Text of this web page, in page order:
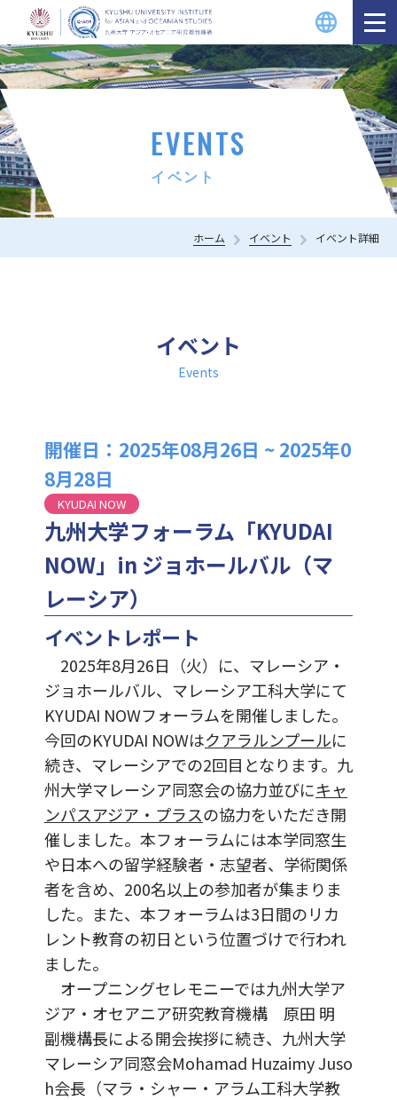
EVENTS
イベント
ホーム イベント イベント詳細
イベント
Events
開催日：2025年08月26日 ~ 2025年0
8月28日
KYUDAI NOW
九州大学フォーラム「KYUDAI
NOW」in ジョホールバル（マ
レーシア）
イベントレポート
2025年8月26日（火）に、マレーシア・
ジョホールバル、マレーシア工科大学にて
KYUDAI NOWフォーラムを開催しました。
今回のKYUDAI NOWはクアラルンプールに
続き、マレーシアでの2回目となります。九
州大学マレーシア同窓会の協力並びにキャ
ンパスアジア・プラスの協力をいただき開
催しました。本フォーラムには本学同窓生
や日本への留学経験者・志望者、学術関係
者を含め、200名以上の参加者が集まりま
した。また、本フォーラムは3日間のリカ
レント教育の初日という位置づけで行われ
ました。
オープニングセレモニーでは九州大学ア
ジア・オセアニア研究教育機構 原田 明
副機構長による開会挨拶に続き、九州大学
マレーシア同窓会Mohamad Huzaimy Juso
h会長（マラ・シャー・アラム工科大学教